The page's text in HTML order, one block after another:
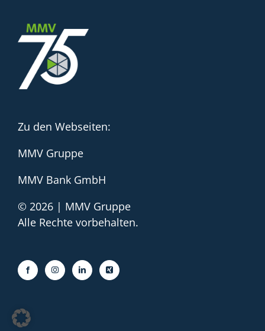
Zu den Webseiten:
MMV Gruppe
MMV Bank GmbH
© 2026 | MMV Gruppe
Alle Rechte vorbehalten.